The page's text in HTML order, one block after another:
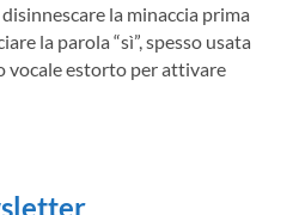
la minaccia prima
la parola “sì”, spesso usata
vocale estorto per attivare